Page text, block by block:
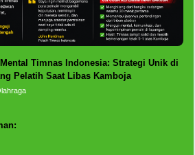
Timnas Indonesia: Strategi Unik di
Pelatih Saat Libas Kamboja